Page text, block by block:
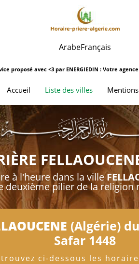
ArabeFrançais
proposé avec <3 par ENERGIEDIN : Votre
Accueil (current)
Liste des villes
à l'heure dans la ville
deuxième pilier de la
(Algérie)
Safar 1448
ci-dessous les